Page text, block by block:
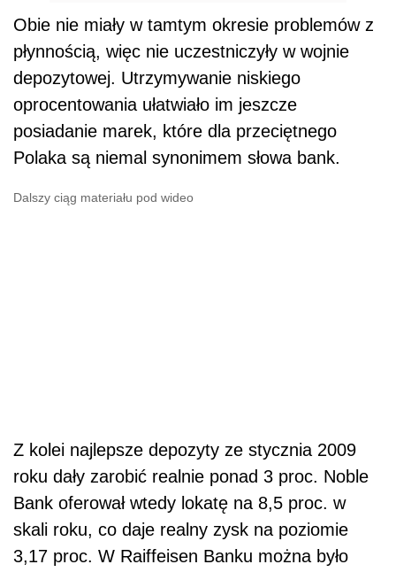
Obie nie miały w tamtym okresie problemów z
płynnością, więc nie uczestniczyły w wojnie
depozytowej. Utrzymywanie niskiego
oprocentowania ułatwiało im jeszcze
posiadanie marek, które dla przeciętnego
Polaka są niemal synonimem słowa bank.
Dalszy ciąg materiału pod wideo
Z kolei najlepsze depozyty ze stycznia 2009
roku dały zarobić realnie ponad 3 proc. Noble
Bank oferował wtedy lokatę na 8,5 proc. w
skali roku, co daje realny zysk na poziomie
3,17 proc. W Raiffeisen Banku można było